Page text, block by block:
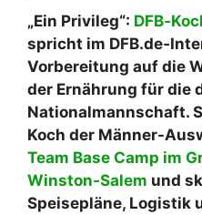
„Ein Privileg“:
spricht im
Vorbereitung auf die
der Ernährung für die
Nationalmannschaft.
Koch der Männer-
Team Base Camp im
Winston‑Salem und
Speisepläne, Logistik